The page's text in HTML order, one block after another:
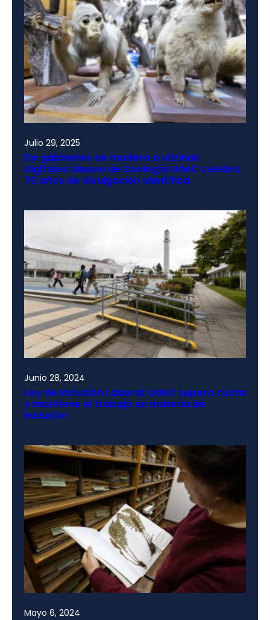
Julio 29, 2025
De gabinetes de madera a vitrinas
digitales: Museo de Zoología UdeC celebra
70 años de divulgación científica
Junio 28, 2024
Ley de Inclusión Laboral: UdeC supera cuota
y mantiene el trabajo en materia de
inclusión
Mayo 6, 2024